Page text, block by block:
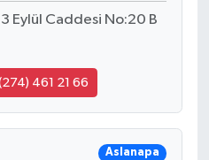
Eylül Caddesi No:20 B
461 21 66
Aslanapa